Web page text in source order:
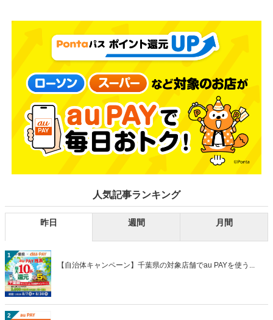
人気記事ランキング
昨日 週間 月間
1
【自治体キャンペーン】千葉県の対象店舗でau PAYを使う...
2